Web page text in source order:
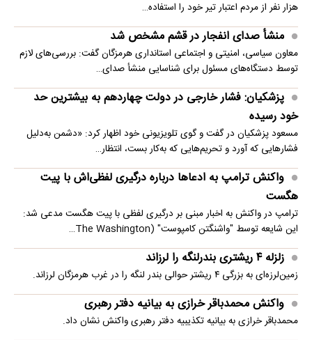
هزار نفر از مردم اعتبار تیر خود را استفاده…
منشأ صدای انفجار در قشم مشخص شد
معاون سیاسی، امنیتی و اجتماعی استانداری هرمزگان گفت: بررسی‌های لازم
توسط دستگاه‌های مسئول برای شناسایی منشأ صدای…
پزشکیان: فشار خارجی در دولت چهاردهم به بیشترین حد
خود رسیده
مسعود پزشکیان در گفت و گوی تلویزیونی خود اظهار کرد: «دشمن به‌دلیل
فشارهایی که آورد و تحریم‌هایی که به‌کار بست، انتظار…
واکنش ترامپ به ادعاها درباره درگیری لفظی‌اش با پیت
هگست
ترامپ در واکنش به اخبار مبنی بر درگیری لفظی با پیت هگست مدعی شد:
این شایعه توسط "واشنگتن کامپوست" (The Washington…
زلزله ۴ ریشتری بندرلنگه را لرزاند
زمین‌لرزه‌ای به بزرگی ۴ ریشتر حوالی بندر لنگه را در غرب هرمزگان لرزاند.
واکنش محمدباقر خرازی به بیانیه دفتر رهبری
محمدباقر خرازی به بیانیه تکذیبیه دفتر رهبری واکنش نشان داد.